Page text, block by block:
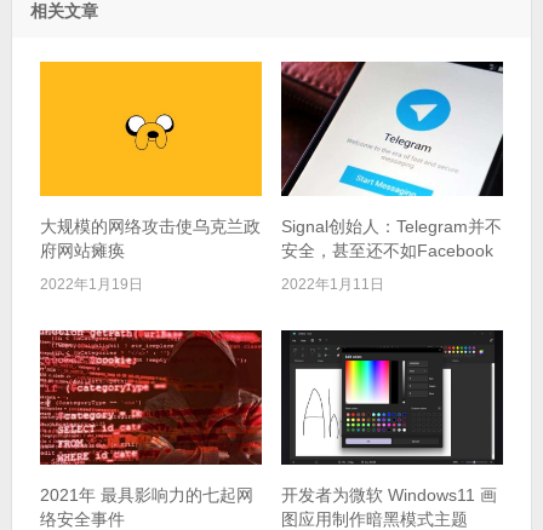
相关文章
大规模的网络攻击使乌克兰政
府网站瘫痪
2022年1月19日
Signal创始人：Telegram并不
安全，甚至还不如Facebook
2022年1月11日
2021年 最具影响力的七起网
络安全事件
开发者为微软 Windows11 画
图应用制作暗黑模式主题